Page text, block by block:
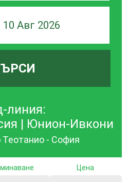
10 Авг 2026
линия:
| Юнион-Ивкони
Теотанио - София
Цена